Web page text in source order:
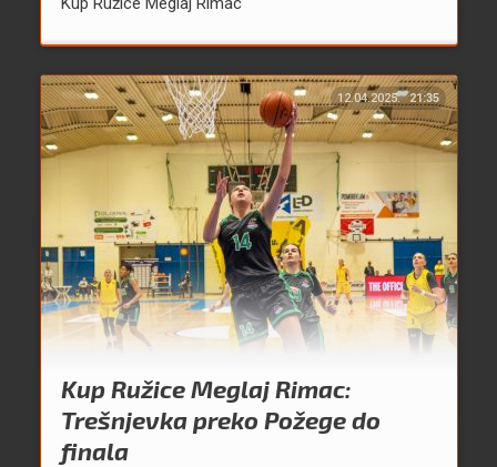
12.04.2025. 21:35
Kup Ružice Meglaj Rimac:
Trešnjevka preko Požege do
finala